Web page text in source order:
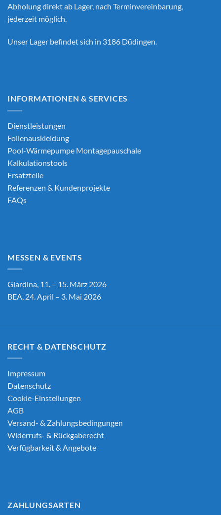
Abholung direkt ab Lager, nach Terminvereinbarung,
jederzeit möglich.
Unser Lager befindet sich in 3186 Düdingen.
INFORMATIONEN & SERVICES
Dienstleistungen
Folienauskleidung
Pool-Wärmepumpe Montagepauschale
Kalkulationstools
Ersatzteile
Referenzen & Kundenprojekte
FAQs
MESSEN & EVENTS
Giardina, 11. – 15. März 2026
BEA, 24. April – 3. Mai 2026
RECHT & DATENSCHUTZ
Impressum
Datenschutz
Cookie-Einstellungen
AGB
Versand- & Zahlungsbedingungen
Widerrufs- & Rückgaberecht
Verfügbarkeit & Angebote
ZAHLUNGSARTEN